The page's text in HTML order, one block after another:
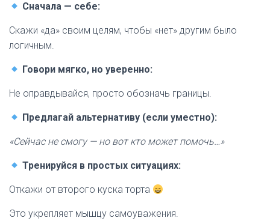
Сначала — себе:
Скажи «да» своим целям, чтобы «нет» другим было
логичным.
Говори мягко, но уверенно:
Не оправдывайся, просто обозначь границы.
Предлагай альтернативу (если уместно):
«Сейчас не смогу — но вот кто может помочь…»
Тренируйся в простых ситуациях:
Откажи от второго куска торта
Это укрепляет мышцу самоуважения.